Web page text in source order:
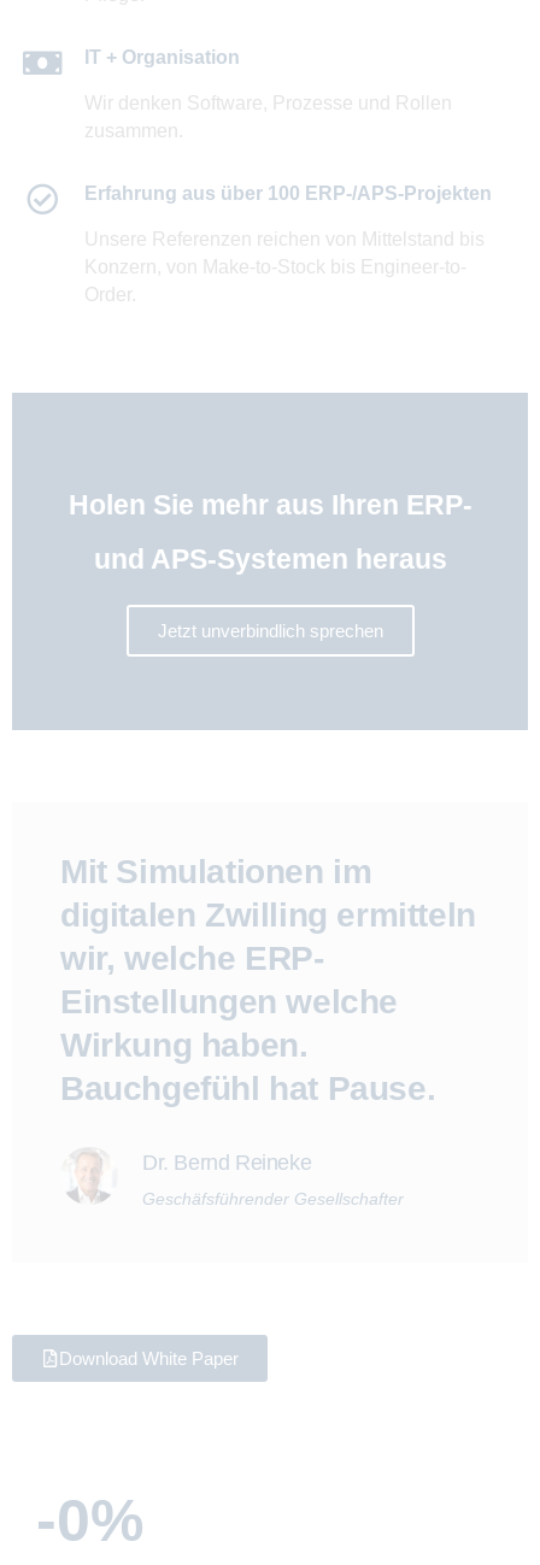
IT + Organisation
Wir denken Software, Prozesse und Rollen
zusammen.
Erfahrung aus über 100 ERP-/APS-Projekten
Unsere Referenzen reichen von Mittelstand bis
Konzern, von Make-to-Stock bis Engineer-to-
Order.
Holen Sie mehr aus Ihren ERP-
und APS-Systemen heraus
Jetzt unverbindlich sprechen
Mit Simulationen im
digitalen Zwilling ermitteln
wir, welche ERP-
Einstellungen welche
Wirkung haben.
Bauchgefühl hat Pause.
Dr. Bernd Reineke
Geschäfsführender Gesellschafter
Download White Paper
-0%